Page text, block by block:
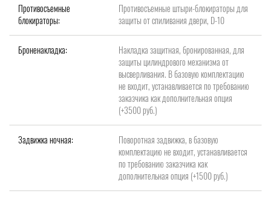
Противосъемные
блокираторы:
Противосъемные штыри-блокираторы для
защиты от спиливания двери, D-10
Броненакладка:
Накладка защитная, бронированная, для
защиты цилиндрового механизма от
высверливания. В базовую комплектацию
не входит, устанавливается по требованию
заказчика как дополнительная опция
(+3500 руб.)
Задвижка ночная:
Поворотная задвижка, в базовую
комплектацию не входит, устанавливается
по требованию заказчика как
дополнительная опция (+1500 руб.)